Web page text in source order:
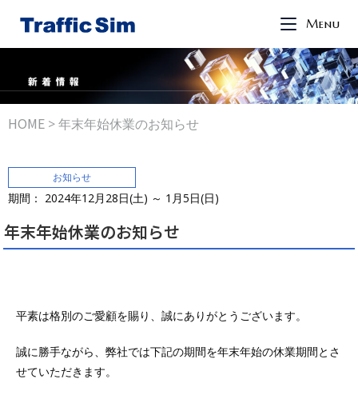
Menu
HOME >年末年始休業のお知らせ
お知らせ
期間： 2024年12⽉28日(土) ～ 1⽉5日(日)
年末年始休業のお知らせ
平素は格別のご愛顧を賜り、誠にありがとうございます。
誠に勝手ながら、弊社では下記の期間を年末年始の休業期間とさ
せていただきます。